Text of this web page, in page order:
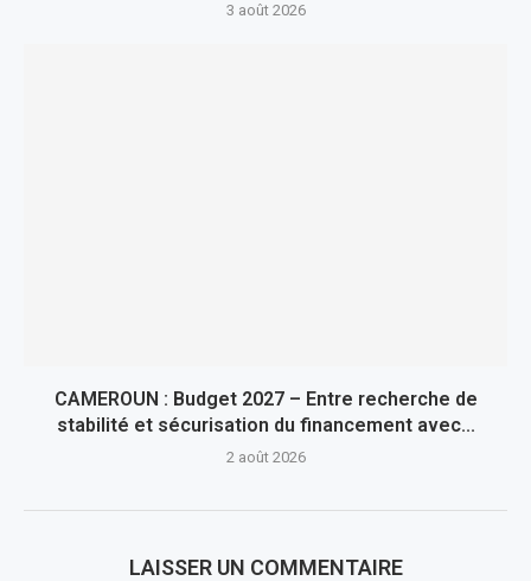
3 août 2026
CAMEROUN : Budget 2027 – Entre recherche de
stabilité et sécurisation du financement avec...
2 août 2026
LAISSER UN COMMENTAIRE